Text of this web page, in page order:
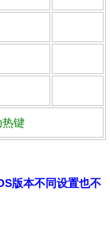
热键
版本不同设置也不